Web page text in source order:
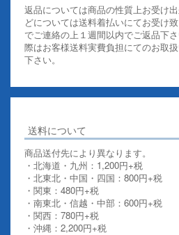
返品については商品の性質上お受け
どについては送料着払いにてお受け
でご連絡の上１週間以内でご返品下
際はお客様送料実費負担にてのお取
下さい。
送料について
商品送付先により異なります。
・北海道・九州：1,200円+税
・北東北・中国・四国：800円+税
・関東：480円+税
・南東北・信越・中部：600円+税
・関西：780円+税
・沖縄：2,200円+税